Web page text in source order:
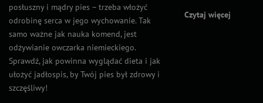
posłuszny i mądry pies – trzeba włożyć
odrobinę serca w jego wychowanie. Tak
samo ważne jak nauka komend, jest
odżywianie owczarka niemieckiego.
Sprawdź, jak powinna wyglądać dieta i jak
ułożyć jadłospis, by Twój pies był zdrowy i
szczęśliwy!
Czytaj więcej